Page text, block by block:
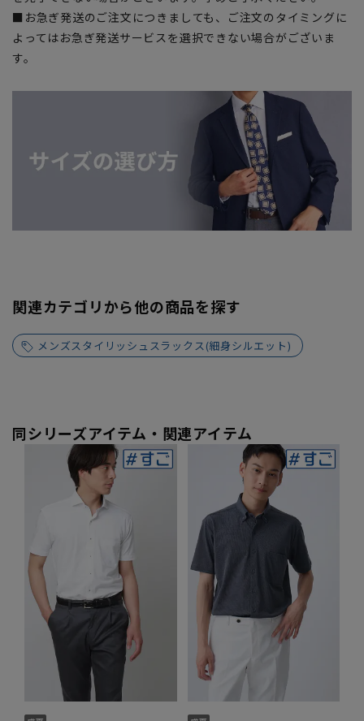
■お急ぎ発送のご注文につきましても、ご注文のタイミングに
よってはお急ぎ発送サービスを選択できない場合がございま
す。
関連カテゴリから他の商品を探す
メンズスタイリッシュスラックス(細身シルエット)
同シリーズアイテム・関連アイテム